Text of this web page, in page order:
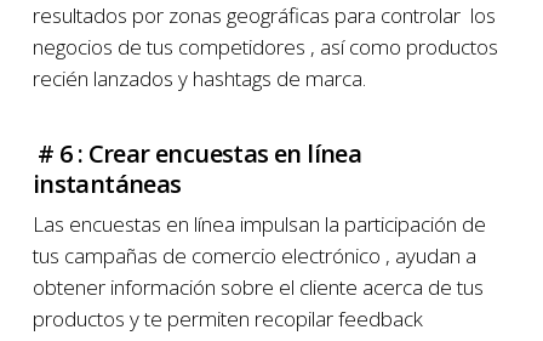
resultados por zonas geográficas para controlar los
negocios de tus competidores , así como productos
recién lanzados y hashtags de marca.
# 6 : Crear encuestas en línea
instantáneas
Las encuestas en línea impulsan la participación de
tus campañas de comercio electrónico , ayudan a
obtener información sobre el cliente acerca de tus
productos y te permiten recopilar feedback